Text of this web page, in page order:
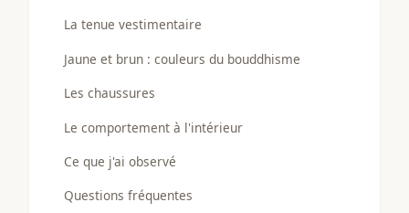
La tenue vestimentaire
Jaune et brun : couleurs du bouddhisme
Les chaussures
Le comportement à l'intérieur
Ce que j'ai observé
Questions fréquentes